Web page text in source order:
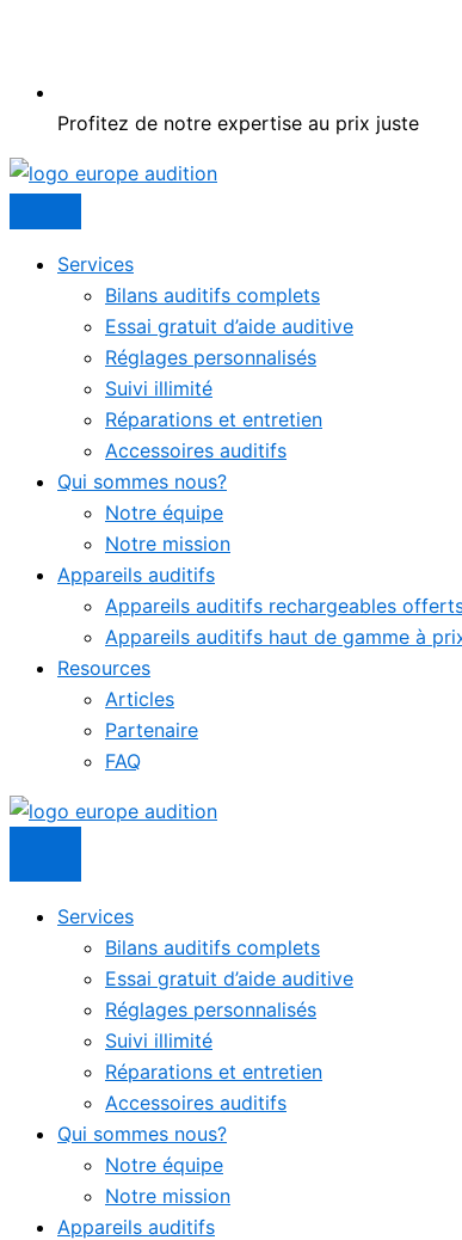
Profitez de notre expertise au prix juste
Services
Bilans auditifs complets
Essai gratuit d’aide auditive
Réglages personnalisés
Suivi illimité
Réparations et entretien
Accessoires auditifs
Qui sommes nous?
Notre équipe
Notre mission
Appareils auditifs
Appareils auditifs rechargeables
Appareils auditifs haut de gamme à
Resources
Articles
Partenaire
FAQ
Services
Bilans auditifs complets
Essai gratuit d’aide auditive
Réglages personnalisés
Suivi illimité
Réparations et entretien
Accessoires auditifs
Qui sommes nous?
Notre équipe
Notre mission
Appareils auditifs